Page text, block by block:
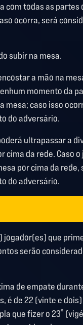
com todas as partes
ocorra, será
subir na mesa.
a mão na
momento da
mesa; caso isso
do adversário.
ultrapassar a
cima da rede. Caso
por cima da rede,
do adversário.
jogador(es) que
serão
de empate
é de 22 (vinte e
que fizer o 23˚